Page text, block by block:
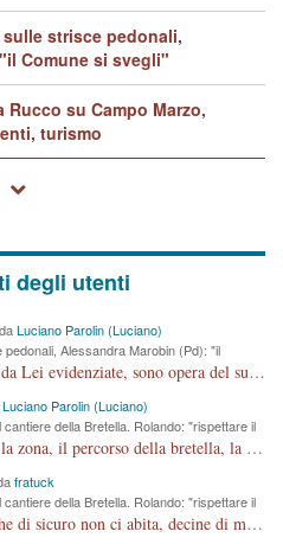
strisce pedonali,
Comune si svegli"
Rucco su Campo Marzo,
turismo
degli utenti
Luciano Parolin (Luciano)
Alessandra Marobin (Pd): "il
Consigliera Marobin, tutte le cose da Lei evidenziate, sono opera del suo ex Assessore e compagno di Partito Antonio Marco Dalla Pozza Assessore alla "progettazione" di piste ciclabili e altre porcherie. A lui manderei il conto da saldare per incidenti e danni alle persone. E' ora che "finiamola." Avete perso rassegnatevi. qui IL SINDACO RUCCO NON C'ENTRA PER NIENTE. CAPITO!!!!!!!! Amen.
Luciano Parolin (Luciano)
della Bretella. Rolando: "rispettare il
Caro fratuck, conosco molto bene la zona, il percorso della bretella, la situazione dei cittadini, abito in Viale Trento. A partire dal 2003 ho partecipato al Comitato di Maddalene pro bretella, e a riunioni propositive per apportare modifiche al progetto. Numerose mie foto del territorio sono arrivate a Roma, altri miei interventi (non graditi dalla Sx) sono stati pubblicati dal GdV, assieme ad altri come Ciro Asproso, ora favorevole alla bretella. Ho partecipato alla raccolta firme per la chiusura della strada x 5 giorni eseguita dal Sindaco Hullwech per sforamento 180 Micro/g. Pertanto come impegno per la tematica sono apposto con la coscienza. Ora il Progetto è partito, fine! Voglio dire che la nuova Giunta "comunale" non c'entra più. L'opera sarà "malauguratamente" eseguita, ma non con il mio placet. Il Consigliere Comunale dovrebbe capire che la campagna elettorale è finita, con buona pace di tutti. Quello che invece dovrebbe interessare è la proprietà della strada, dall'uscita autostradale Ovest, sino alla Rotatoria dell'Albara, vi sono tre possessori: Autostrade SpA; La Provincia, il Comune. Come la mettiamo per il futuro ? I costi, da 50 sono saliti a 100 milioni di € come dire 20 milioni a KM (!) da non credere. Comunque si farà. Ma nessuno canti Vittoria, anzi meglio non farne un ulteriore fatto "partitico" per questioni elettorali o di seggio. Se mi manda la sua mail, sono disponibile ad inviare i documenti e le foto sopra descritte. Con ossequi, Luciano Parolin
fratuck
della Bretella. Rolando: "rispettare il
Non sarà utile a lei dott. Parolin che di sicuro non ci abita, decine di migliaia di TIR, automobili e padroncini che passano quotidianamente per una strada appena rotabile, non è più possibile stendere i panni, attraversare la strada senza rischiare la morte, le case stanno crepando, i tempi sono cambiati e la bretella non passerà assolutamente per maddalene (ma cosa sta a dire?!), dia invece responsabilità a chi ha costruito tagliando la strada che doveva invece terminare a isola vicentina e non al moracchino lasciando Motta di Costabissara ancora in panne di traffico. I tempi sono cambiati dottore e se l'anagrafe della vita stagna nell'essere umano impressioni conservatrici, la società non le considera perchè va avanti, si industrializza e ha bisogno di infrastrutture e di sviluppo. Ultima considerazione, se è geloso di Rolando perchè vede in lui solo campagne politiche mentre si difendono i SOLI diritti dei cittadini, la preghiamo faccia considerazioni più appropriate. Saluti e complimenti per i suoi scritti.